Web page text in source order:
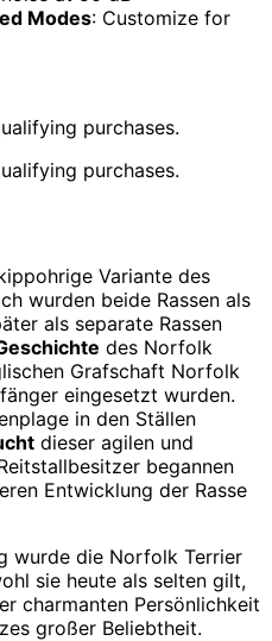
Modes: Customize for
purchases.
purchases.
Variante des
wurden beide Rassen als
als separate Rassen
des Norfolk
Grafschaft Norfolk
eingesetzt wurden.
in den Ställen
dieser agilen und
begannen
Entwicklung der Rasse
wurde die Norfolk Terrier
sie heute als selten gilt,
charmanten Persönlichkeit
großer Beliebtheit.